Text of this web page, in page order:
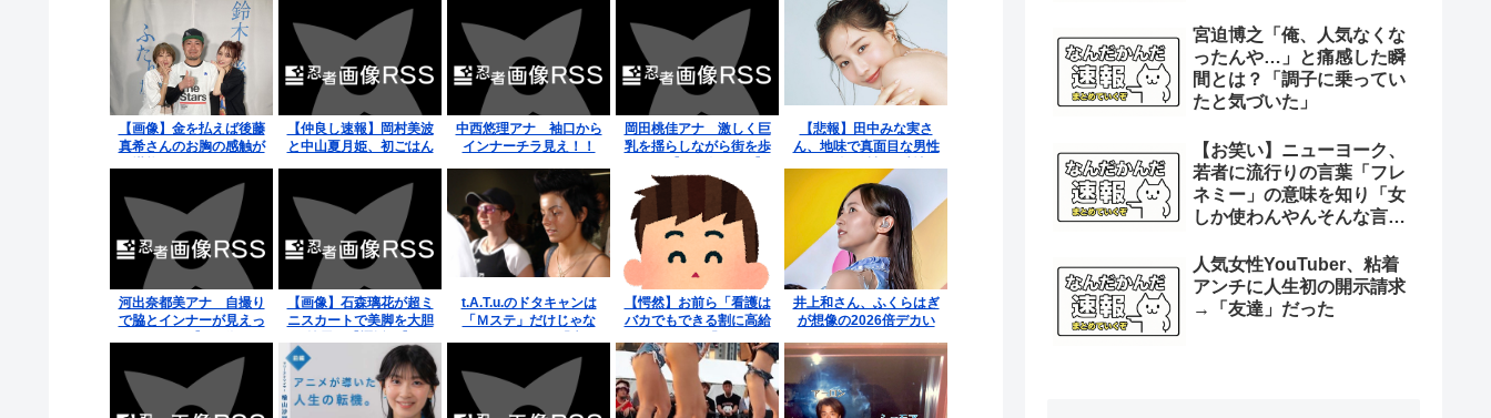
何回リハーサルしたんだ
ろうね」
（泣）」←炎上
率爆上がりwww
【画像】金を払えば後藤
真希さんのお胸の感触が
【仲良し速報】岡村美波
と中山夏月姫、初ごはん
中西悠理アナ 袖口から
インナーチラ見え！！
岡田桃佳アナ 激しく巨
乳を揺らしながら街を歩
【悲報】田中みな実さ
ん、地味で真面目な男性
るwww
河出奈都美アナ 自撮り
で脇とインナーが見えっ
【画像】石森璃花が超ミ
ニスカートで美脚を大胆
t.A.T.u.のドタキャンは
「Ｍステ」だけじゃな
かったんですよ…」
【愕然】お前ら「看護は
バカでもできる割に高給
悪いワイにピッタリや
ん。看護進んだろ」
→ 結果www
井上和さん、ふくらはぎ
が想像の2026倍デカい
宮迫博之「俺、人気なくな
ったんや…」と痛感した瞬
間とは？「調子に乗ってい
たと気づいた」
【お笑い】ニューヨーク、
若者に流行りの言葉「フレ
ネミー」の意味を知り「女
しか使わんやんそんな言
れやん」
人気女性YouTuber、粘着
アンチに人生初の開示請求
→「友達」だった